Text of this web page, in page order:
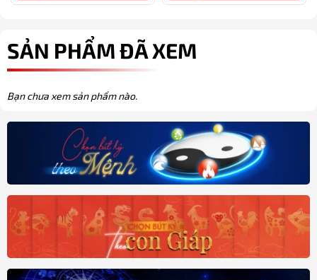
SẢN PHẨM ĐÃ XEM
Bạn chưa xem sản phẩm nào.